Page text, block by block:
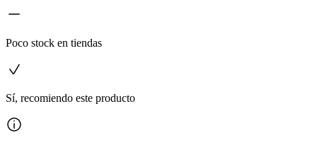
Poco stock en tiendas
Sí, recomiendo este producto